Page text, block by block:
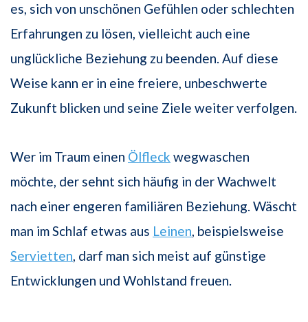
es, sich von unschönen Gefühlen oder schlechten
Erfahrungen zu lösen, vielleicht auch eine
unglückliche Beziehung zu beenden. Auf diese
Weise kann er in eine freiere, unbeschwerte
Zukunft blicken und seine Ziele weiter verfolgen.
Wer im Traum einen Ölfleck wegwaschen
möchte, der sehnt sich häufig in der Wachwelt
nach einer engeren familiären Beziehung. Wäscht
man im Schlaf etwas aus Leinen, beispielsweise
Servietten, darf man sich meist auf günstige
Entwicklungen und Wohlstand freuen.